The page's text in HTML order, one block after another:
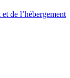
de l’hébergement